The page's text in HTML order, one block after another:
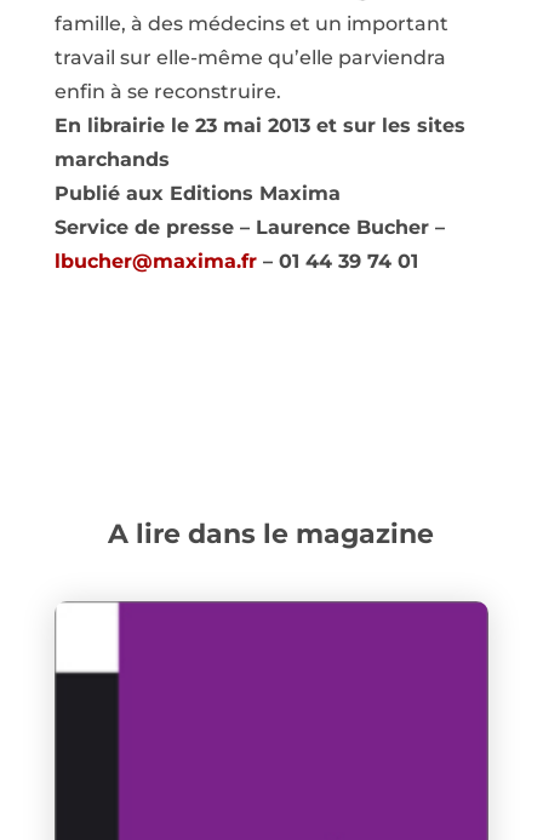
famille, à des médecins et un important
travail sur elle-même qu’elle parviendra
enfin à se reconstruire.
En librairie le 23 mai 2013 et sur les sites
marchands
Publié aux Editions Maxima
Service de presse – Laurence Bucher –
lbucher@maxima.fr– 01 44 39 74 01
A lire dans le magazine